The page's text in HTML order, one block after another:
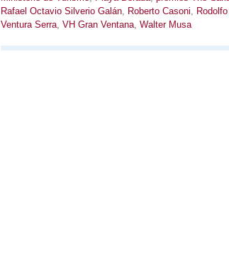
Rafael Octavio Silverio Galán, Roberto Casoni,
Ventura Serra, VH Gran Ventana, Walter Musa